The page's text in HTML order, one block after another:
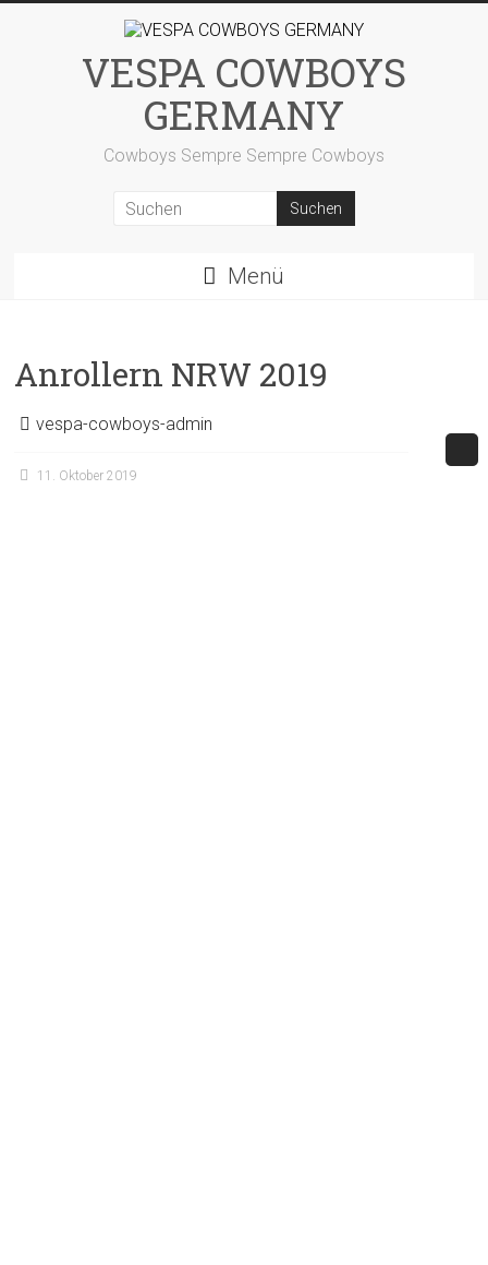
VESPA COWBOYS
GERMANY
Cowboys Sempre Sempre Cowboys
Menü
Anrollern NRW 2019
vespa-cowboys-admin
11. Oktober 2019